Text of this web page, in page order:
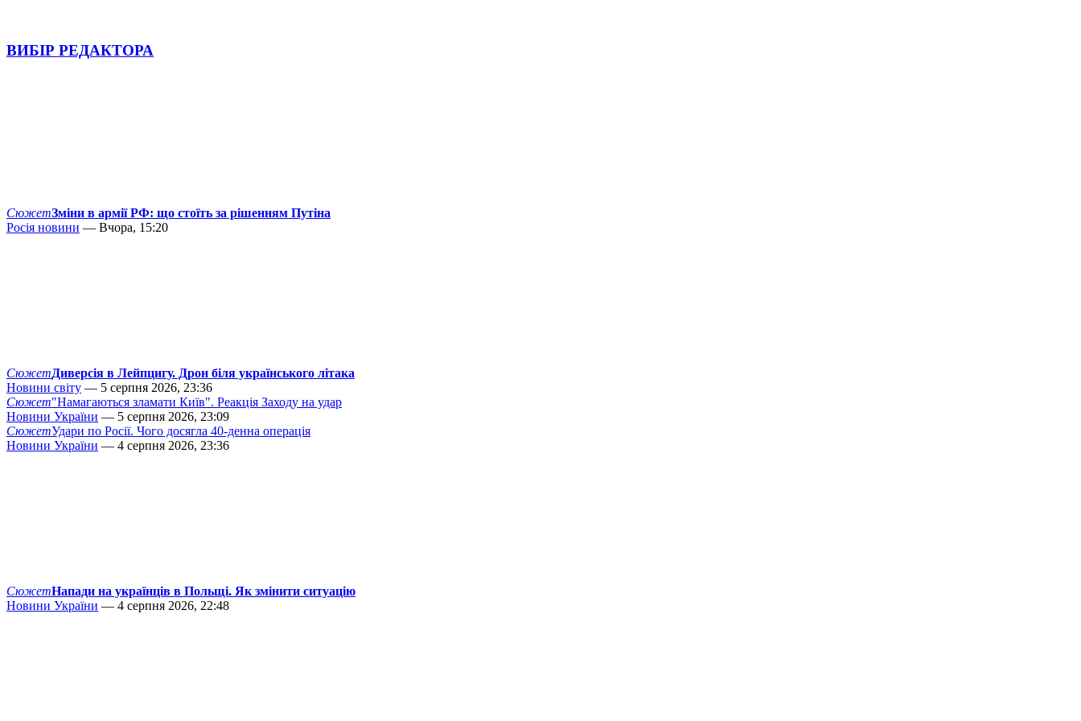
ВИБІР РЕДАКТОРА
СюжетЗміни в армії РФ: що стоїть за рішенням Путіна
Росія новини — Вчора, 15:20
СюжетДиверсія в Лейпцигу. Дрон біля українського літака
Новини світу — 5 серпня 2026, 23:36
Сюжет"Намагаються зламати Київ". Реакція Заходу на удар
Новини України — 5 серпня 2026, 23:09
СюжетУдари по Росії. Чого досягла 40-денна операція
Новини України — 4 серпня 2026, 23:36
СюжетНапади на українців в Польщі. Як змінити ситуацію
Новини України — 4 серпня 2026, 22:48